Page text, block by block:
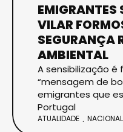
EMIGRANTES
VILAR
SEGURANÇA
AMBIENTAL
A sensibilização
“mensagem de
emigrantes que
Portugal
ATUALIDADE NACIONAL